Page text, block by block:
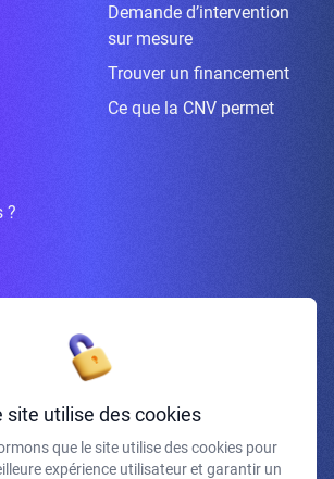
Demande d’intervention
sur mesure
Trouver un financement
Ce que la CNV permet
?
vous à la newsletter
site utilise des cookies
que le site utilise des cookies pour
expérience utilisateur et garantir un